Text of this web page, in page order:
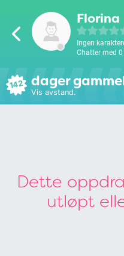
Florina
Ingen
Chatter med
142 dager
Vis avstand.
Dette
utløpt